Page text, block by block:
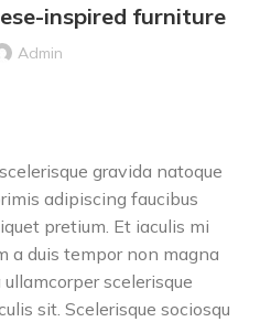
inspired furniture
Admin
gravida natoque
adipiscing faucibus
pretium. Et iaculis mi
a duis tempor non magna
scelerisque
sit. Scelerisque sociosqu